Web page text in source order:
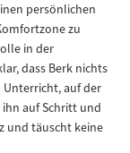
persönlichen
zu
in der
dass Berk nichts
auf der
auf Schritt und
und täuscht keine